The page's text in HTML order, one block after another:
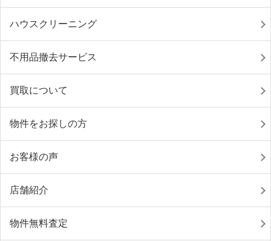
ハウスクリーニング
不用品撤去サービス
買取について
物件をお探しの方
お客様の声
店舗紹介
物件無料査定